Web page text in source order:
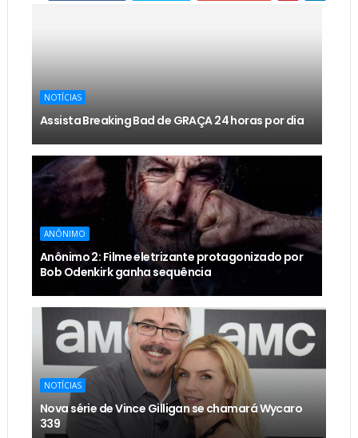
NOTÍCIAS
Assista Breaking Bad de GRAÇA 24 horas por dia
ANÔNIMO
Anônimo 2: Filme eletrizante protagonizado por
Bob Odenkirk ganha sequência
NOTÍCIAS
Nova série de Vince Gilligan se chamará Wycaro
339